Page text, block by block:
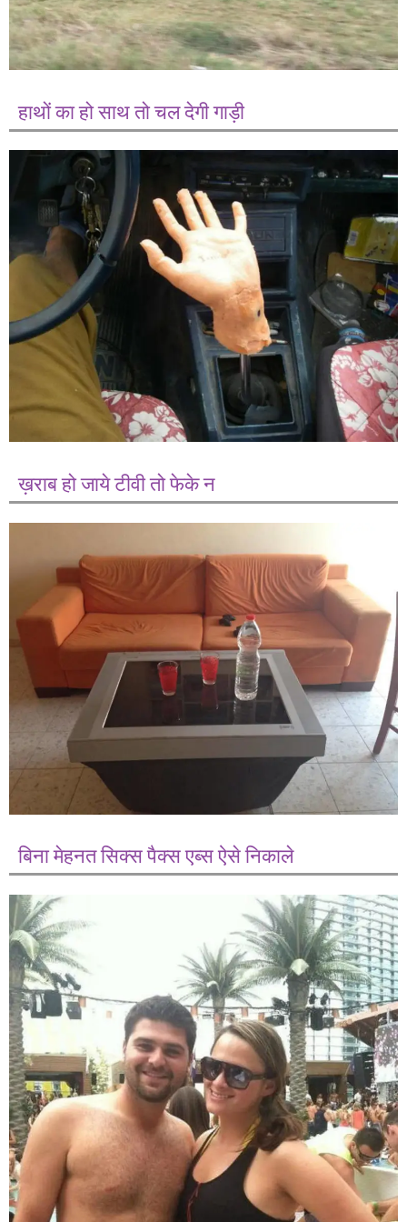
हाथों का हो साथ तो चल देगी गाड़ी
ख़राब हो जाये टीवी तो फेके न
बिना मेहनत सिक्स पैक्स एब्स ऐसे निकाले